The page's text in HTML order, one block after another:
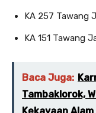
KA 257 Tawang
KA 151 Tawang
Baca Juga:
Tambaklorok,
Kekayaan